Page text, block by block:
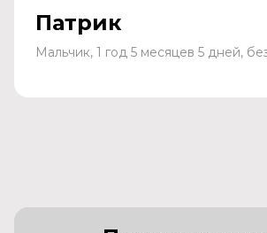
Патрик
Мальчик, 1 год 5 месяцев 5 дней,